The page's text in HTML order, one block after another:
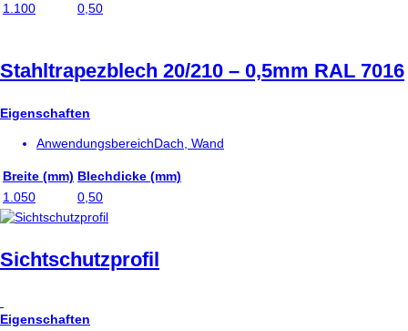
1.100
0,50
Stahltrapezblech 20/210 – 0,5mm RAL 7016
Eigenschaften
AnwendungsbereichDach, Wand
Breite (mm) Blechdicke (mm)
1.050
0,50
Sichtschutzprofil
Eigenschaften